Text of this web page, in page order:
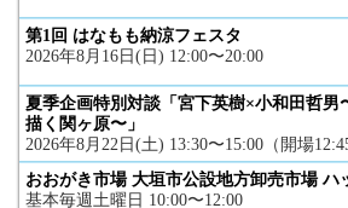
第1回 はなもも納涼フェスタ
2026年8月16日(日) 12:00〜20:00
夏季企画特別対談「宮下英樹×小和田哲男
描く関ヶ原〜」
2026年8月22日(土) 13:30〜15:00（開場12:45
おおがき市場 大垣市公設地方卸売市場 ハ
基本毎週土曜日 10:00〜12:00